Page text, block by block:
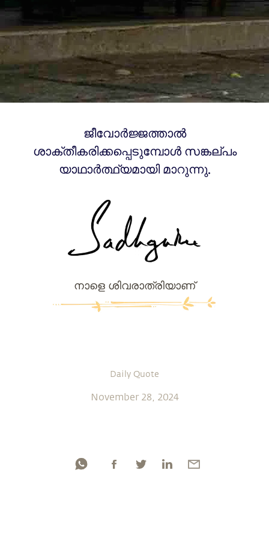
ജീവോർജ്ജത്താൽ
ശാക്തീകരിക്കപ്പെടുമ്പോൾ സങ്കല്പം
യാഥാർത്ഥ്യമായി മാറുന്നു.
നാളെ ശിവരാത്രിയാണ്
Daily Quote
November 28, 2024